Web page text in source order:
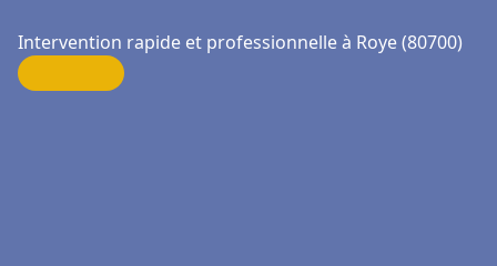
Intervention rapide et professionnelle à Roye (80700)